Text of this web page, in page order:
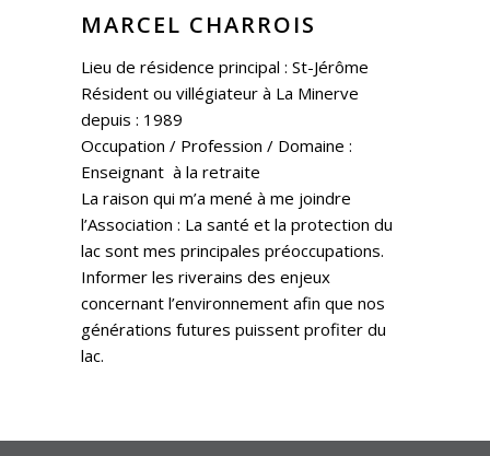
MARCEL CHARROIS
Lieu de résidence principal : St-Jérôme
Résident ou villégiateur à La Minerve
depuis : 1989
Occupation / Profession / Domaine :
Enseignant à la retraite
La raison qui m’a mené à me joindre
l’Association : La santé et la protection du
lac sont mes principales préoccupations.
Informer les riverains des enjeux
concernant l’environnement afin que nos
générations futures puissent profiter du
lac.